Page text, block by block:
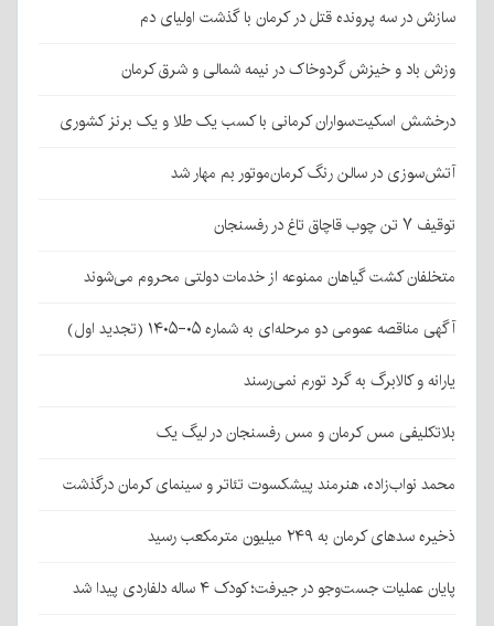
سازش در سه پرونده قتل در کرمان با گذشت اولیای دم
وزش باد و خیزش گردوخاک در نیمه شمالی و شرق کرمان
درخشش اسکیت‌سواران کرمانی با کسب یک طلا و یک برنز کشوری
آتش‌سوزی در سالن رنگ کرمان‌موتور بم مهار شد
توقیف ۷ تن چوب قاچاق تاغ در رفسنجان
متخلفان کشت گیاهان ممنوعه از خدمات دولتی محروم می‌شوند
آگهی مناقصه عمومی دو مرحله‌ای به شماره ۰۵-۱۴۰۵ (تجدید اول)
یارانه و کالابرگ به گرد تورم نمی‌رسند
بلاتکلیفی مس کرمان و مس رفسنجان در لیگ یک
محمد نواب‌زاده، هنرمند پیشکسوت تئاتر و سینمای کرمان درگذشت
ذخیره سدهای کرمان به ۲۴۹ میلیون مترمکعب رسید
پایان عملیات جست‌وجو در جیرفت؛ کودک ۴ ساله دلفاردی پیدا شد